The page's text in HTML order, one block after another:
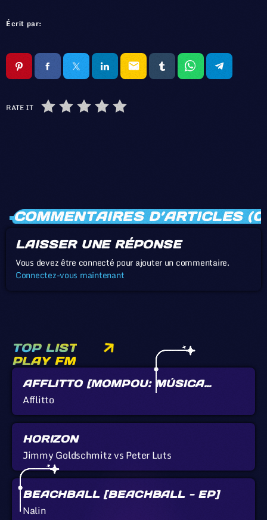
Écrit par:
email
RATE IT
COMMENTAIRES D’ARTICLES
LAISSER UNE RÉPONSE
Vous devez être connecté pour ajouter un commentaire.
Connectez-vous maintenant
TOP LIST
PLAY FM
AFFLITTO [MOMPOU: MÚSICA
CALLADA]
Afflitto
HORIZON
Jimmy Goldschmitz vs Peter Luts
BEACHBALL [BEACHBALL - EP]
Nalin